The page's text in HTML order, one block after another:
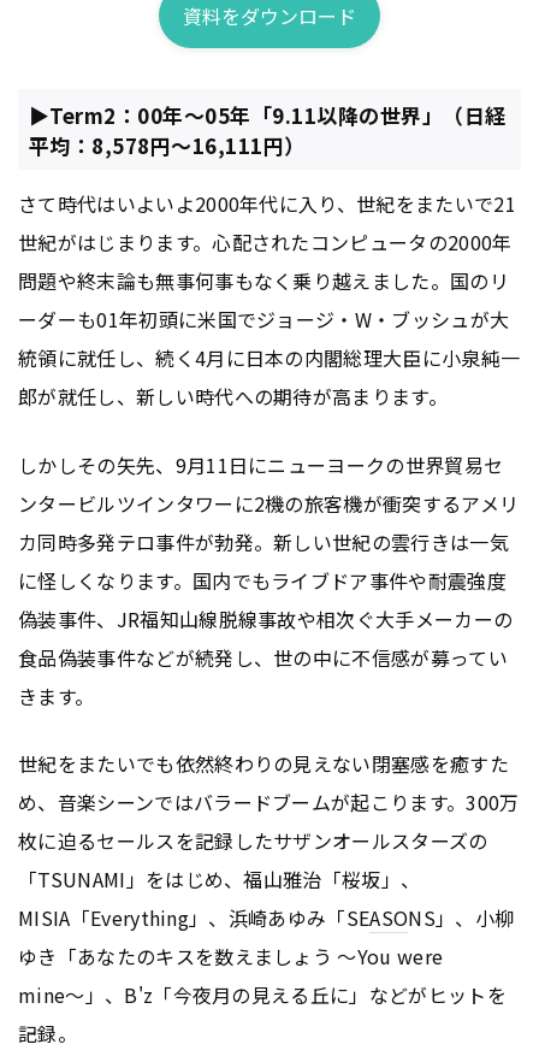
資料をダウンロード
▶Term2：00年～05年「9.11以降の世界」（日経
平均：8,578円～16,111円）
さて時代はいよいよ2000年代に入り、世紀をまたいで21
世紀がはじまります。心配されたコンピュータの2000年
問題や終末論も無事何事もなく乗り越えました。国のリ
ーダーも01年初頭に米国でジョージ・W・ブッシュが大
統領に就任し、続く4月に日本の内閣総理大臣に小泉純一
郎が就任し、新しい時代への期待が高まります。
しかしその矢先、9月11日にニューヨークの世界貿易セ
ンタービルツインタワーに2機の旅客機が衝突するアメリ
カ同時多発テロ事件が勃発。新しい世紀の雲行きは一気
に怪しくなります。国内でもライブドア事件や耐震強度
偽装事件、JR福知山線脱線事故や相次ぐ大手メーカーの
食品偽装事件などが続発し、世の中に不信感が募ってい
きます。
世紀をまたいでも依然終わりの見えない閉塞感を癒すた
め、音楽シーンではバラードブームが起こります。300万
枚に迫るセールスを記録したサザンオールスターズの
「TSUNAMI」をはじめ、福山雅治「桜坂」、
MISIA「Everything」、浜崎あゆみ「SEASONS」、小柳
ゆき「あなたのキスを数えましょう 〜You were
mine〜」、B'z「今夜月の見える丘に」などがヒットを
記録。